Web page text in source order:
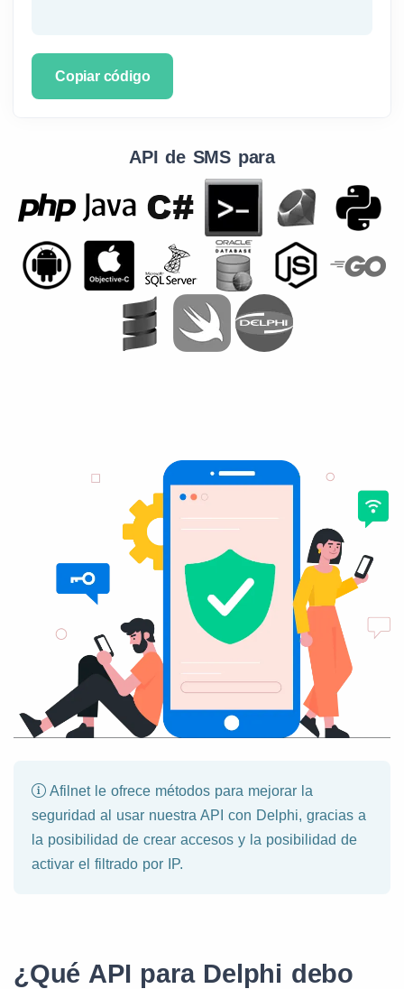
Copiar código
API de SMS para
Afilnet le ofrece métodos para mejorar la
seguridad al usar nuestra API con Delphi, gracias a
la posibilidad de crear accesos y la posibilidad de
activar el filtrado por IP.
¿Qué API para Delphi debo